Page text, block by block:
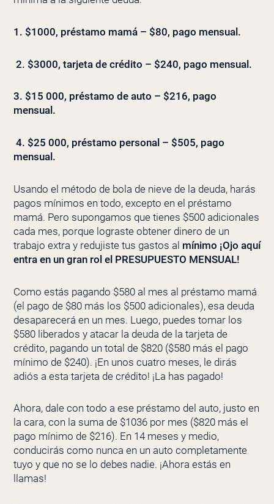
1. $1000, préstamo mamá – $80, pago mensual.
2. $3000, tarjeta de crédito – $240, pago mensual.
3. $15 000, préstamo de auto – $216, pago
mensual.
4. $25 000, préstamo personal – $505, pago
mensual.
Usando el método de bola de nieve de la deuda, harás
pagos mínimos en todo, excepto en el préstamo
mamá. Pero supongamos que tienes $500 adicionales
cada mes, porque lograste obtener dinero de un
trabajo extra y redujiste tus gastos al mínimo ¡Ojo aquí
entra en un gran rol el PRESUPUESTO MENSUAL!
Como estás pagando $580 al mes al préstamo mamá
(el pago de $80 más los $500 adicionales), esa deuda
desaparecerá en un mes. Luego, puedes tomar los
$580 liberados y atacar la deuda de la tarjeta de
crédito, pagando un total de $820 ($580 más el pago
mínimo de $240). ¡En unos cuatro meses, le dirás
adiós a esta tarjeta de crédito! ¡La has pagado!
Ahora, dale con todo a ese préstamo del auto, justo en
la cara, con la suma de $1036 por mes ($820 más el
pago mínimo de $216). En 14 meses y medio,
conducirás como nunca en un auto completamente
tuyo y que no se lo debes nadie. ¡Ahora estás en
llamas!